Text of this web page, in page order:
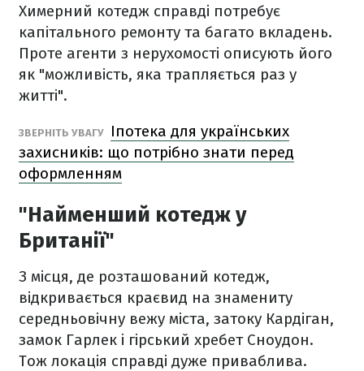
Химерний котедж справді потребує
капітального ремонту та багато вкладень.
Проте агенти з нерухомості описують його
як "можливість, яка трапляється раз у
житті".
ЗВЕРНІТЬ УВАГУ
Іпотека для українських
захисників: що потрібно знати перед
оформленням
"Найменший котедж у
Британії"
З місця, де розташований котедж,
відкривається краєвид на знамениту
середньовічну вежу міста, затоку Кардіган,
замок Гарлек і гірський хребет Сноудон.
Тож локація справді дуже приваблива.